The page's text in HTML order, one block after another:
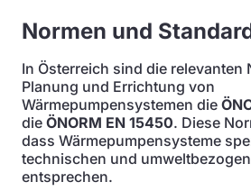
Normen und
In Österreich sind die relevanten
Planung und Errichtung von
Wärmepumpensystemen die
die ÖNORM EN 15450. Diese
dass Wärmepumpensysteme
technischen und
entsprechen.